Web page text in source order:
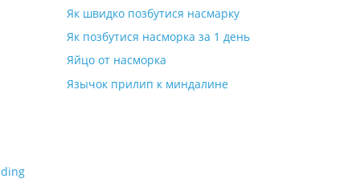
Як швидко позбутися насмарку
Як позбутися насморка за 1 день
Яйцо от насморка
Язычок прилип к миндалине